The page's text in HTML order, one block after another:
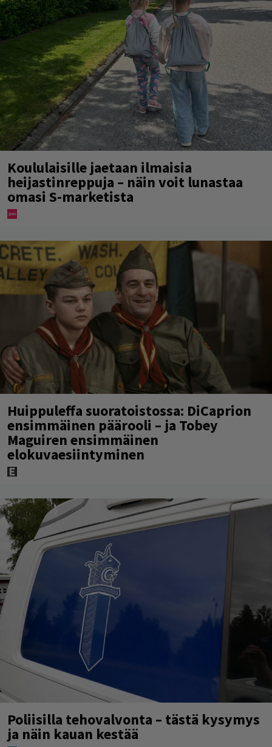
Koululaisille jaetaan ilmaisia
heijastinreppuja – näin voit lunastaa
omasi S-marketista
Huippuleffa suoratoistossa: DiCaprion
ensimmäinen päärooli – ja Tobey
Maguiren ensimmäinen
elokuvaesiintyminen
Poliisilla tehovalvonta – tästä kysymys
ja näin kauan kestää